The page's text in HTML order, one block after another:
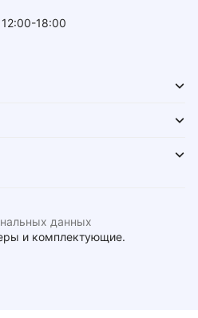
18:00
и комплектующие.
данных